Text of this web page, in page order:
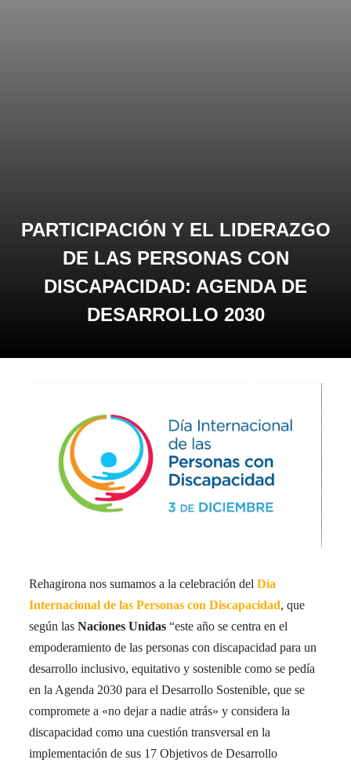
PARTICIPACIÓN Y EL LIDERAZGO
DE LAS PERSONAS CON
DISCAPACIDAD: AGENDA DE
DESARROLLO 2030
Rehagirona nos sumamos a la celebración delDía
Internacional de las Personas con Discapacidad, que
según lasNaciones Unidas “este año se centra en el
empoderamiento de las personas con discapacidad para un
desarrollo inclusivo, equitativo y sostenible como se pedía
en la Agenda 2030 para el Desarrollo Sostenible, que se
compromete a «no dejar a nadie atrás» y considera la
discapacidad como una cuestión transversal en la
implementación de sus 17 Objetivos de Desarrollo